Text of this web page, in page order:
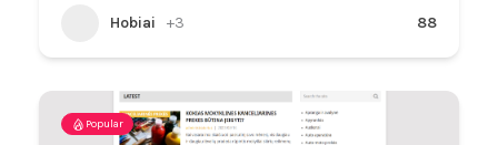
Hobiai +3 88
Popular